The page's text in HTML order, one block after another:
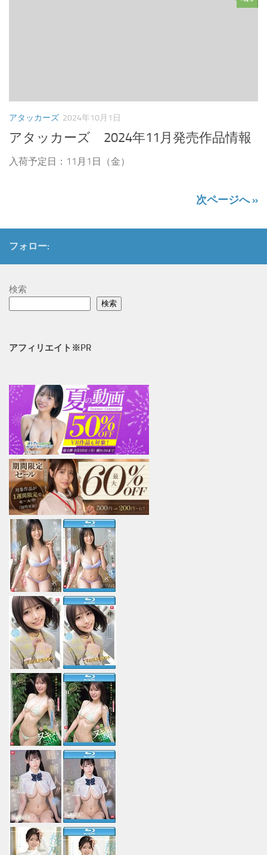
アタッカーズ 2024年10月1日
アタッカーズ 2024年11月発売作品情報
入荷予定日：11月1日（金）
次ページへ »
フォロー:
検索
検索
アフィリエイト※PR